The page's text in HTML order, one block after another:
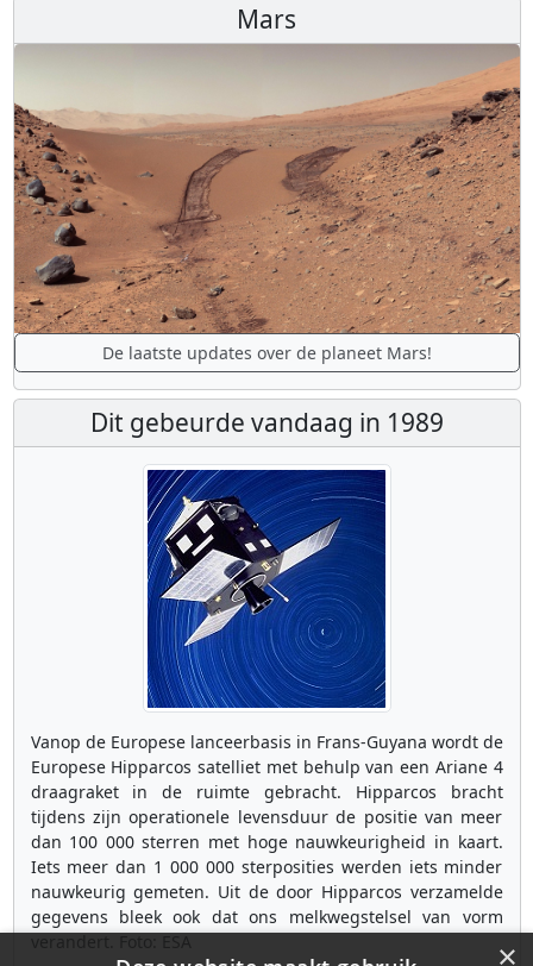
Mars
De laatste updates over de planeet Mars!
Dit gebeurde vandaag in 1989
Vanop de Europese lanceerbasis in Frans-Guyana wordt de
Europese Hipparcos satelliet met behulp van een Ariane 4
draagraket in de ruimte gebracht. Hipparcos bracht
tijdens zijn operationele levensduur de positie van meer
dan 100 000 sterren met hoge nauwkeurigheid in kaart.
Iets meer dan 1 000 000 sterposities werden iets minder
nauwkeurig gemeten. Uit de door Hipparcos verzamelde
gegevens bleek ook dat ons melkwegstelsel van vorm
×